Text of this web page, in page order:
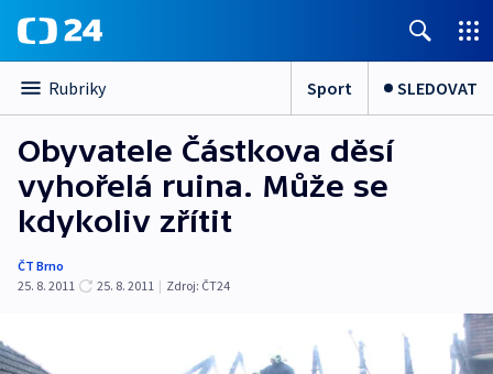
Rubriky Sport SLEDOVAT
Obyvatele Částkova děsí
vyhořelá ruina. Může se
kdykoliv zřítit
ČT Brno
25. 8. 2011
25. 8. 2011 | Zdroj: ČT24